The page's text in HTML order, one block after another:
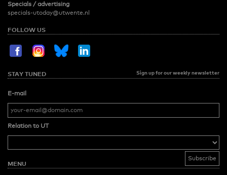
Specials / advertising
specials-utoday@utwente.nl
FOLLOW US
STAY TUNED Sign up for our weekly newsletter
E-mail
Relation to UT
MENU